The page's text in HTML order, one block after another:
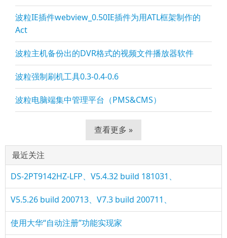
波粒IE插件webview_0.50IE插件为用ATL框架制作的
Act
波粒主机备份出的DVR格式的视频文件播放器软件
波粒强制刷机工具0.3-0.4-0.6
波粒电脑端集中管理平台（PMS&CMS）
查看更多 »
最近关注
DS-2PT9142HZ-LFP、V5.4.32 build 181031、
V5.5.26 build 200713、V7.3 build 200711、
使用大华“自动注册”功能实现家